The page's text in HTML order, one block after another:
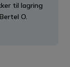
til lagring
O.